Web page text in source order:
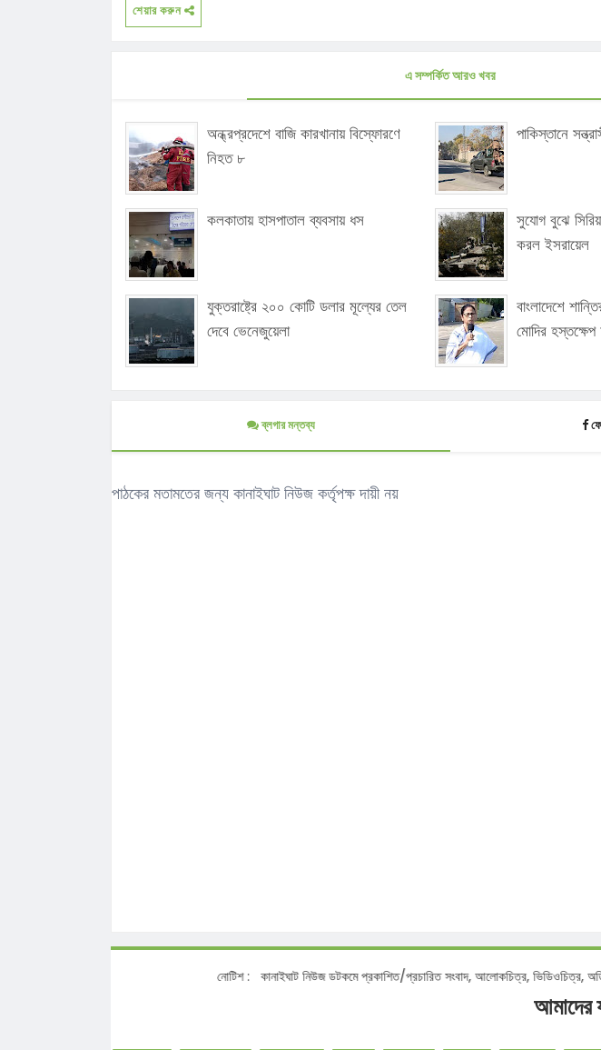
শেয়ার করুন
এ সম্পর্কিত আরও খবর
অন্ধ্রপ্রদেশে বাজি কারখানায় বিস্ফোরণে
নিহত ৮
পাকিস্তানে
কলকাতায় হাসপাতাল ব্যবসায় ধস
সুযোগ বুঝে
করল ইসরায়েল
যুক্তরাষ্ট্রে ২০০ কোটি ডলার মূল্যের তেল
দেবে ভেনেজুয়েলা
বাংলাদেশে
মোদির হস্তক্ষেপ
ব্লগার মন্তব্য
পাঠকের মতামতের জন্য কানাইঘাট নিউজ কর্তৃপক্ষ দায়ী নয়
কানাইঘাট নিউজ ডটকমে প্রকাশিত/প্রচারিত সংবাদ, আলোকচিত্র, ভিডিওচিত্র, অডিও বিনা